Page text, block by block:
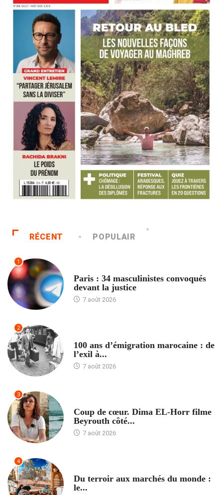
RÉCENT POPULAIR
1
Paris : 34 masculinistes convoqués
devant la justice
7 août 2026
2
100 ans d’émigration marocaine : de
l’exil à...
7 août 2026
3
Coup de cœur. Dima EL-Horr filme
Beyrouth côté...
7 août 2026
4
Du terroir aux marchés du monde :
le...